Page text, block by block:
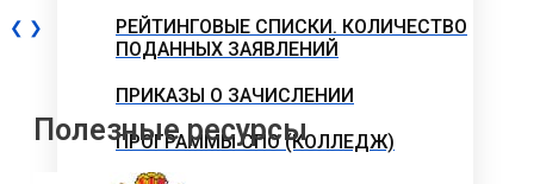
РЕЙТИНГОВЫЕ СПИСКИ. КОЛИЧЕСТВО
ПОДАННЫХ ЗАЯВЛЕНИЙ
ПРИКАЗЫ О ЗАЧИСЛЕНИИ
ПРОГРАММЫ СПО (КОЛЛЕДЖ)
❮ ❯
Полезные ресурсы